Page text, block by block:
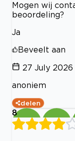
Mogen wij
beoordeling?
Ja
Beveelt aan
27 July 2026
anoniem
delen
8